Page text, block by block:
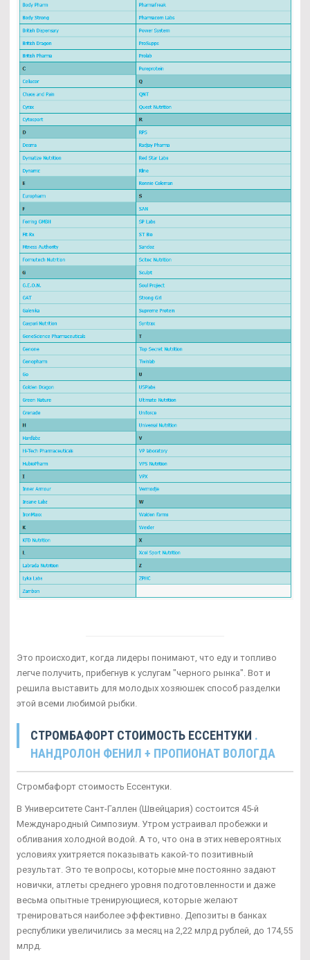
Это происходит, когда лидеры понимают, что еду и топливо
легче получить, прибегнув к услугам "черного рынка". Вот и
решила выставить для молодых хозяюшек способ разделки
этой всеми любимой рыбки.
СТРОМБАФОРТ СТОИМОСТЬ ЕССЕНТУКИ .
НАНДРОЛОН ФЕНИЛ + ПРОПИОНАТ ВОЛОГДА
Стромбафорт стоимость Ессентуки.
В Университете Сант-Галлен (Швейцария) состоится 45-й
Международный Симпозиум. Утром устраивал пробежки и
обливания холодной водой. А то, что она в этих невероятных
условиях ухитряется показывать какой-то позитивный
результат. Это те вопросы, которые мне постоянно задают
новички, атлеты среднего уровня подготовленности и даже
весьма опытные тренирующиеся, которые желают
тренироваться наиболее эффективно. Депозиты в банках
республики увеличились за месяц на 2,22 млрд рублей, до 174,55
млрд.